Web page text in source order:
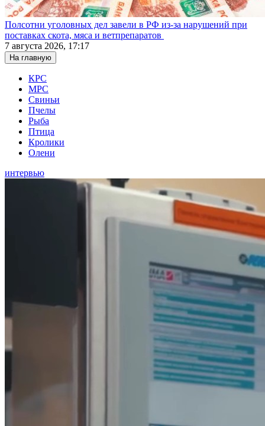
Полсотни уголовных дел завели в РФ из-за нарушений при
поставках скота, мяса и ветпрепаратов
7 августа 2026, 17:17
На главную
КРС
МРС
Свиньи
Пчелы
Рыба
Птица
Кролики
Олени
интервью